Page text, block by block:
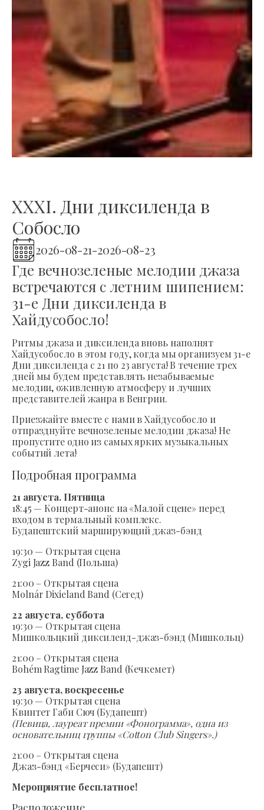
XXXI. Дни диксиленда в
Собосло
2026-08-21-2026-08-23
Где вечнозеленые мелодии джаза
встречаются с летним шипением:
31-е Дни диксиленда в
Хайдусобосло!
Ритмы джаза и диксиленда вновь наполнят
Хайдусобосло в этом году, когда мы организуем 31-е
Дни диксиленда с 21 по 23 августа! В течение трех
дней мы будем представлять незабываемые
мелодии, оживленную атмосферу и лучших
представителей жанра в Венгрии.
Приезжайте вместе с нами в Хайдусобосло и
отпразднуйте вечнозеленые мелодии джаза! Не
пропустите одно из самых ярких музыкальных
событий лета!
Подробная программа
21 августа. Пятница
18:45 — Концерт-анонс на «Малой сцене» перед
входом в термальный комплекс.
Будапештский марширующий джаз-бэнд
19:30 — Открытая сцена
Zygi Jazz Band (Польша)
21:00 – Открытая сцена
Molnár Dixieland Band (Сегед)
22 августа, суббота
19:30 — Открытая сцена
Мишкольцкий диксиленд-джаз-бэнд (Мишкольц)
21:00 – Открытая сцена
Bohém Ragtime Jazz Band (Кечкемет)
23 августа, воскресенье
19:30 — Открытая сцена
Квинтет Габи Сюч (Будапешт)
(Певица, лауреат премии «Фонограмма», одна из
основательниц группы «Cotton Club Singers».)
21:00 – Открытая сцена
Джаз-бэнд «Берчеси» (Будапешт)
Мероприятие бесплатное!